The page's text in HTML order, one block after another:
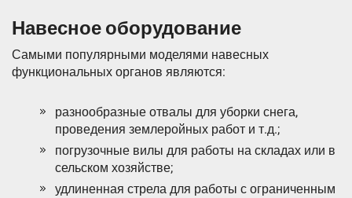
Навесное оборудование
Самыми популярными моделями навесных
функциональных органов являются:
разнообразные отвалы для уборки снега,
проведения землеройных работ и т.д.;
погрузочные вилы для работы на складах или в
сельском хозяйстве;
удлиненная стрела для работы с ограниченным